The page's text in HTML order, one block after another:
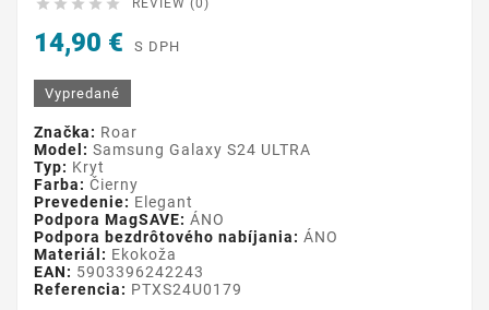
    
14,90 € S DPH
Vypredané
Značka: Roar
Model: Samsung Galaxy S24 ULTRA
Typ: Kryt
Farba: Čierny
Prevedenie: Elegant
Podpora MagSAVE: ÁNO
Podpora bezdrôtového nabíjania: ÁNO
Materiál: Ekokoža
EAN: 5903396242243
Referencia: PTXS24U0179